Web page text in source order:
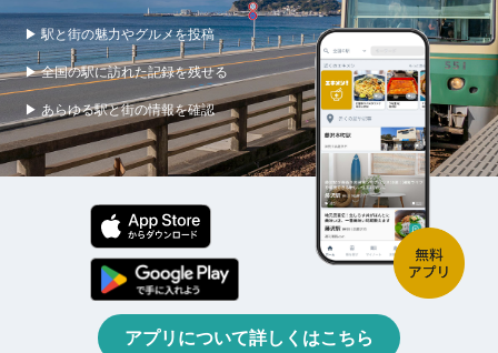
▶ 駅と街の魅力やグルメを投稿
▶ 全国の駅に訪れた記録を残せる
▶ あらゆる駅と街の情報を確認
アプリについて詳しくはこちら